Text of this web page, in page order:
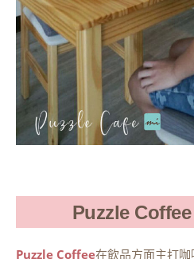
Puzzle
Puzzle Coffee在飲品方面主打